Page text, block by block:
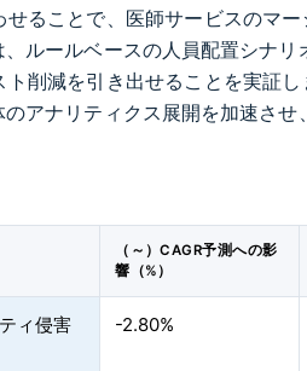
ることで、医師サービスのマー
ルールベースの人員配置シナ
削減を引き出せることを実証
アナリティクス展開を加速さ
（～）CAGR予測への影
響（%）
ィ侵害 -2.80%